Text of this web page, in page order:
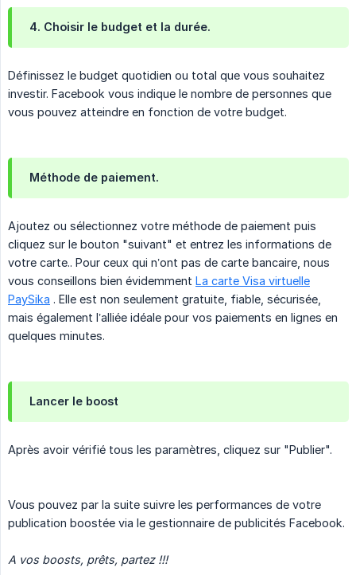
4. Choisir le budget et la durée.
Définissez le budget quotidien ou total que vous souhaitez
investir. Facebook vous indique le nombre de personnes que
vous pouvez atteindre en fonction de votre budget.
Méthode de paiement.
Ajoutez ou sélectionnez votre méthode de paiement puis
cliquez sur le bouton "suivant" et entrez les informations de
votre carte.. Pour ceux qui n’ont pas de carte bancaire, nous
vous conseillons bien évidemment La carte Visa virtuelle
PaySika . Elle est non seulement gratuite, fiable, sécurisée,
mais également l’alliée idéale pour vos paiements en lignes en
quelques minutes.
Lancer le boost
Après avoir vérifié tous les paramètres, cliquez sur "Publier".
Vous pouvez par la suite suivre les performances de votre
publication boostée via le gestionnaire de publicités Facebook.
A vos boosts, prêts, partez !!!